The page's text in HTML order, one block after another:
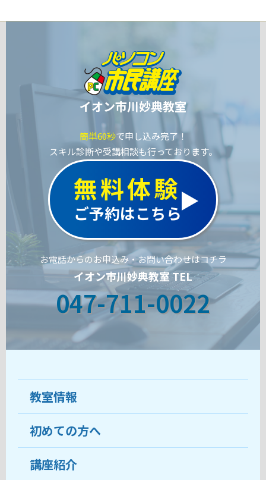
イオン市川妙典教室
簡単60秒で申し込み完了！
スキル診断や受講相談も行っております。
無料体験
ご予約はこちら
お電話からのお申込み・お問い合わせはコチラ
イオン市川妙典教室 TEL
047-711-0022
教室情報
教室について
受講生の声
初めての方へ
ココがおすすめ
講座紹介